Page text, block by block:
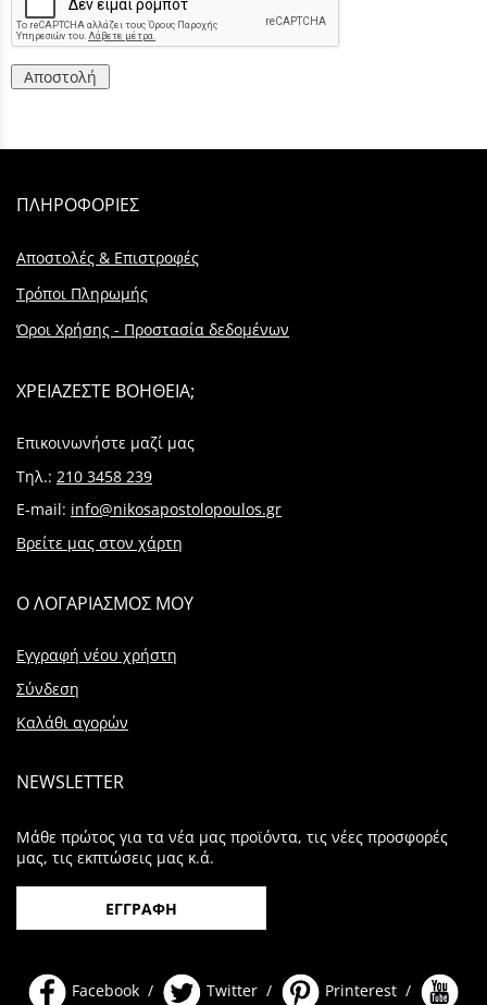
Αποστολή
ΠΛΗΡΟΦΟΡΙΕΣ
Αποστολές & Επιστροφές
Τρόποι Πληρωμής
Όροι Χρήσης - Προστασία δεδομένων
ΧΡΕΙΑΖΕΣΤΕ ΒΟΗΘΕΙΑ;
Επικοινωνήστε μαζί μας
Τηλ.: 210 3458 239
E-mail: info@nikosapostolopoulos.gr
Βρείτε μας στον χάρτη
Ο ΛΟΓΑΡΙΑΣΜΟΣ ΜΟΥ
Εγγραφή νέου χρήστη
Σύνδεση
Καλάθι αγορών
NEWSLETTER
Μάθε πρώτος για τα νέα μας προϊόντα, τις νέες προσφορές
μας, τις εκπτώσεις μας κ.ά.
ΕΓΓΡΑΦΗ
Facebook / Twitter / Printerest /